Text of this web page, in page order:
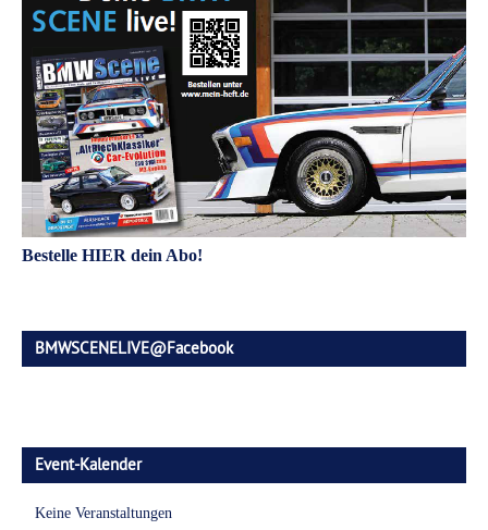
Bestelle HIER dein Abo!
BMWSCENELIVE@Facebook
Event-Kalender
Keine Veranstaltungen